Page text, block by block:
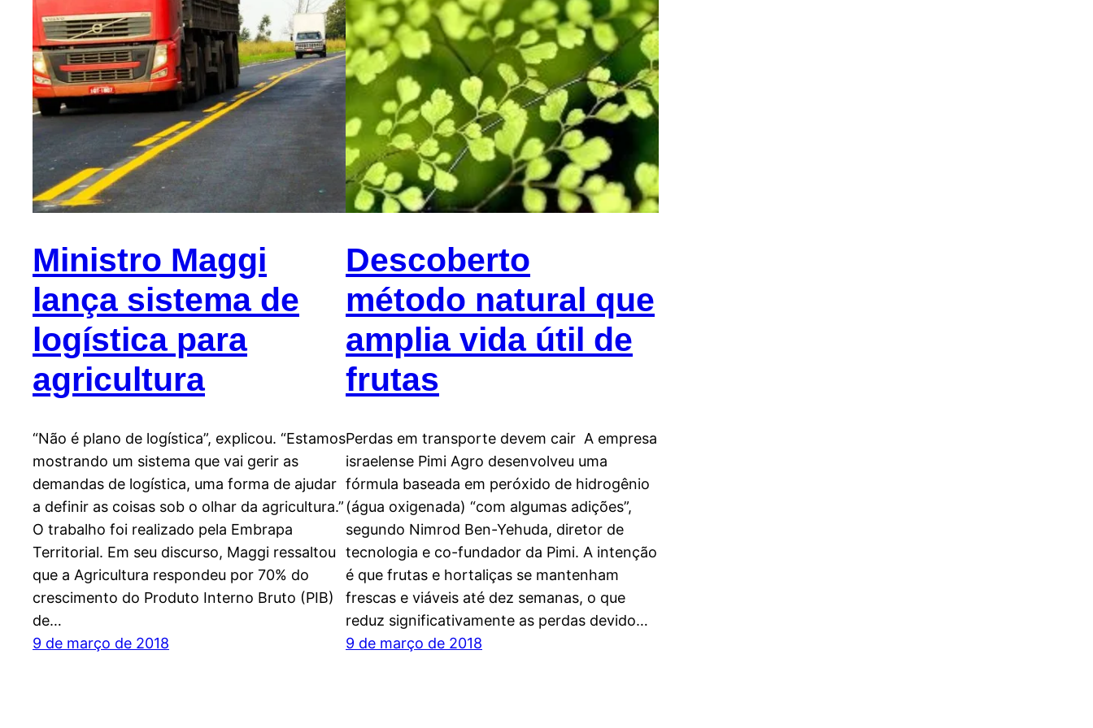
Ministro Maggi
lança sistema de
logística para
agricultura
“Não é plano de logística”, explicou. “Estamos
mostrando um sistema que vai gerir as
demandas de logística, uma forma de ajudar
a definir as coisas sob o olhar da agricultura.”
O trabalho foi realizado pela Embrapa
Territorial. Em seu discurso, Maggi ressaltou
que a Agricultura respondeu por 70% do
crescimento do Produto Interno Bruto (PIB)
de…
9 de março de 2018
Descoberto
método natural que
amplia vida útil de
frutas
Perdas em transporte devem cair A empresa
israelense Pimi Agro desenvolveu uma
fórmula baseada em peróxido de hidrogênio
(água oxigenada) “com algumas adições”,
segundo Nimrod Ben-Yehuda, diretor de
tecnologia e co-fundador da Pimi. A intenção
é que frutas e hortaliças se mantenham
frescas e viáveis até dez semanas, o que
reduz significativamente as perdas devido…
9 de março de 2018